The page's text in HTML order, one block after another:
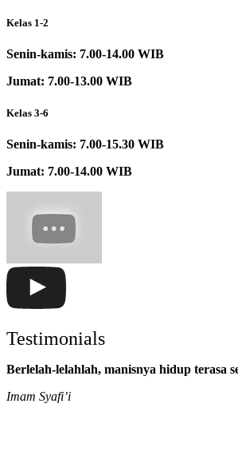
Kelas 1-2
Senin-kamis: 7.00-14.00 WIB
Jumat: 7.00-13.00 WIB
Kelas 3-6
Senin-kamis: 7.00-15.30 WIB
Jumat: 7.00-14.00 WIB
Testimonials
Berlelah-lelahlah, manisnya hidup terasa
Imam Syafi’i